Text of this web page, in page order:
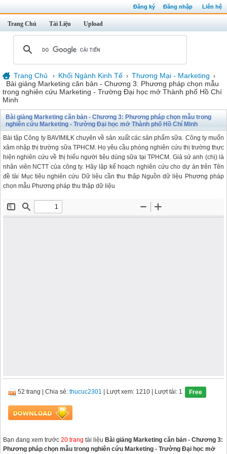
Đăng ký Đăng nhập Liên hệ
Trang Chủ Tài Liệu Upload
Trang Chủ › Khối Ngành Kinh Tế › Thương Mại - Marketing ›
Bài giảng Marketing căn bản - Chương 3: Phương pháp chọn mẫu
trong nghiên cứu Marketing - Trường Đại học mở Thành phố Hồ Chí
Minh
Bài giảng Marketing căn bản - Chương 3: Phương pháp chọn mẫu trong
nghiên cứu Marketing - Trường Đại học mở Thành phố Hồ Chí Minh
Bài tập Công ty BAVIMILK chuyên về sản xuất các sản phẩm sữa. Công ty muốn
xâm nhập thị trường sữa TPHCM. Họ yêu cầu phòng nghiên cứu thị trường thực
hiện nghiên cứu về thị hiếu người tiêu dùng sữa tại TPHCM. Giả sử anh (chị) là
nhân viên NCTT của công ty. Hãy lập kế hoạch nghiên cứu cho dự án trên Tên
đề tài Mục tiêu nghiên cứu Dữ liệu cần thu thập Nguồn dữ liệu Phương pháp
chọn mẫu Phương pháp thu thập dữ liệu
52 trang Chia sẻ: thucuc2301 | Lượt xem: 1210 | Lượt tải: 1 Free
Bạn đang xem trước 20 trang tài liệu Bài giảng Marketing căn bản - Chương 3:
Phương pháp chọn mẫu trong nghiên cứu Marketing - Trường Đại học mở